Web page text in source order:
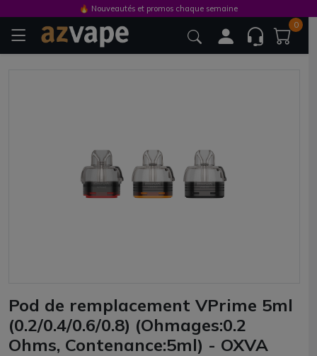
0
Pod de remplacement VPrime 5ml
(0.2/0.4/0.6/0.8) (Ohmages:0.2
Ohms, Contenance:5ml) - OXVA
🔥 Nouveautés et promos chaque semaine